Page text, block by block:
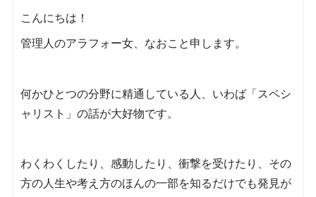
こんにちは！
管理人のアラフォー女、なおこと申します。
何かひとつの分野に精通している人、いわば「スペシ
ャリスト」の話が大好物です。
わくわくしたり、感動したり、衝撃を受けたり、その
方の人生や考え方のほんの一部を知るだけでも発見が